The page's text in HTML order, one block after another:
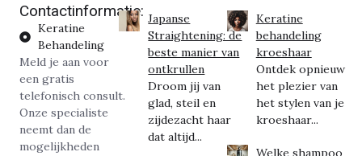
Contactinformatie:
Keratine
Behandeling
Meld je aan voor
een gratis
telefonisch consult.
Onze specialiste
neemt dan de
mogelijkheden
Japanse
Straightening: de
beste manier van
ontkrullen
Droom jij van
glad, steil en
zijdezacht haar
dat altijd...
Keratine
behandeling
kroeshaar
Ontdek opnieuw
het plezier van
het stylen van je
kroeshaar...
Welke shampoo